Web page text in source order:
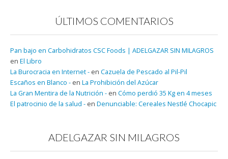
ÚLTIMOS COMENTARIOS
Pan bajo en Carbohidratos CSC Foods | ADELGAZAR SIN MILAGROS
en El Libro
La Burocracia en Internet - en Cazuela de Pescado al Pil-Pil
Escaños en Blanco - en La Prohibición del Azúcar
La Gran Mentira de la Nutrición - en Cómo perdió 35 Kg en 4 meses
El patrocinio de la salud - en Denunciable: Cereales Nestlé Chocapic
ADELGAZAR SIN MILAGROS